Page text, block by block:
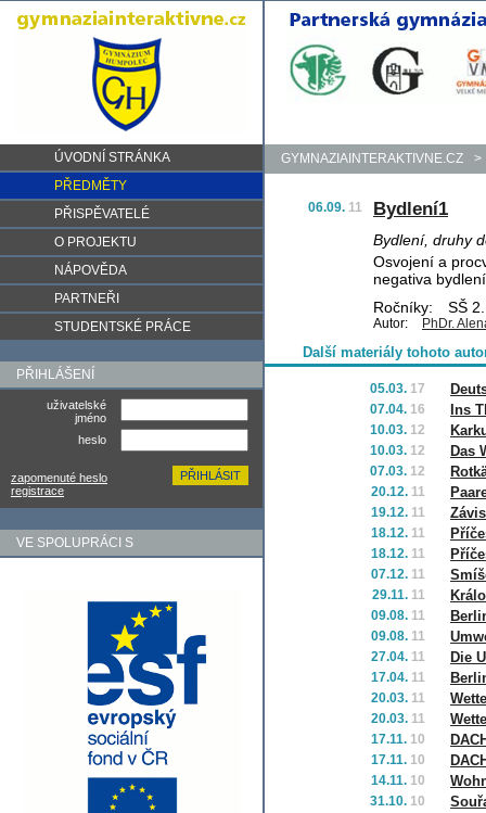
ÚVODNÍ STRÁNKA
PŘEDMĚTY
PŘISPĚVATELÉ
O PROJEKTU
NÁPOVĚDA
PARTNEŘI
STUDENTSKÉ PRÁCE
PŘIHLÁŠENÍ
uživatelské
jméno
heslo
zapomenuté heslo
registrace
VE SPOLUPRÁCI S
GYMNAZIAINTERAKTIVNE.CZ >
06.09. 11 Bydlení1
Bydlení, druhy
Osvojení a
negativa
Ročníky:
SŠ
Autor: PhDr.
Další materiály tohoto
05.03. 17
07.04. 16 Ins
10.03. 12
10.03. 12 Das
07.03. 12
20.12. 11
19.12. 11
18.12. 11
18.12. 11
07.12. 11
29.11. 11
09.08. 11
09.08. 11
27.04. 11 Die
17.04. 11
20.03. 11
20.03. 11
17.11. 10
17.11. 10
14.11. 10
31.10. 10